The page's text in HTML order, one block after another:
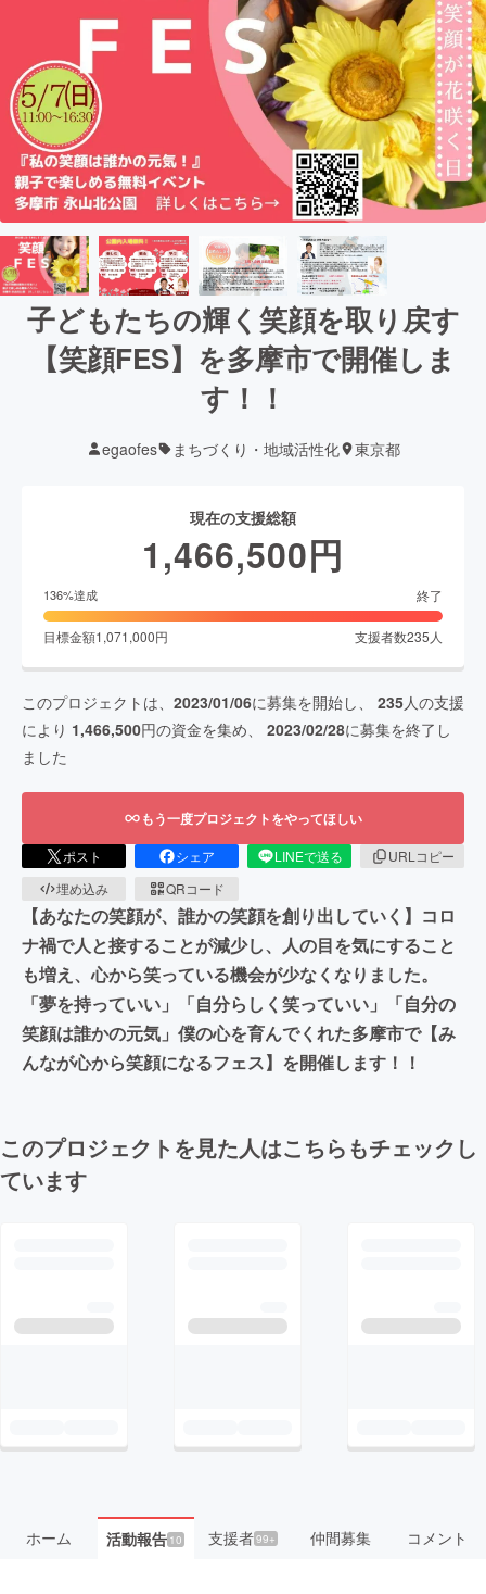
子どもたちの輝く笑顔を取り戻す
【笑顔FES】を多摩市で開催しま
す！！
egaofes まちづくり・地域活性化 東京都
現在の支援総額
1,466,500円
136%達成 終了
目標金額1,071,000円 支援者数235 人
このプロジェクトは、 2023/01/06に募集を開始し、 235人の支援
により 1,466,500円の資金を集め、 2023/02/28に募集を終了し
ました
もう一度プロジェクトをやってほしい
ポスト シェア LINEで送る
URLコピー
埋め込み
QRコード
【あなたの笑顔が、誰かの笑顔を創り出していく】コロ
ナ禍で人と接することが減少し、人の目を気にすること
も増え、心から笑っている機会が少なくなりました。
「夢を持っていい」「自分らしく笑っていい」「自分の
笑顔は誰かの元気」僕の心を育んでくれた多摩市で【み
んなが心から笑顔になるフェス】を開催します！！
このプロジェクトを見た人はこちらもチェックし
ています
ホーム 活動報告10 支援者99+ 仲間募集 コメント